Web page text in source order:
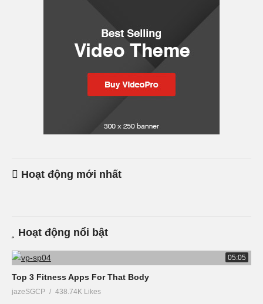
Hoạt động mới nhất
Hoạt động nổi bật
05:05
Top 3 Fitness Apps For That Body
jazeSGCP 438.74K Likes